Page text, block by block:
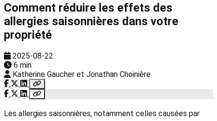
Comment réduire les effets des
allergies saisonnières dans votre
propriété
2025-08-22
6 min
Katherine Gaucher et Jonathan Choinière
Les allergies saisonnières, notamment celles causées par